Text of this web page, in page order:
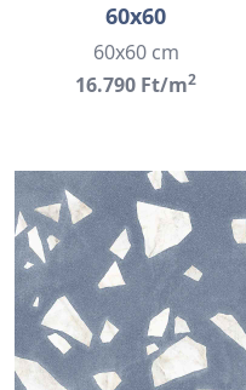
60x60
60x60 cm
16.790 Ft/m2